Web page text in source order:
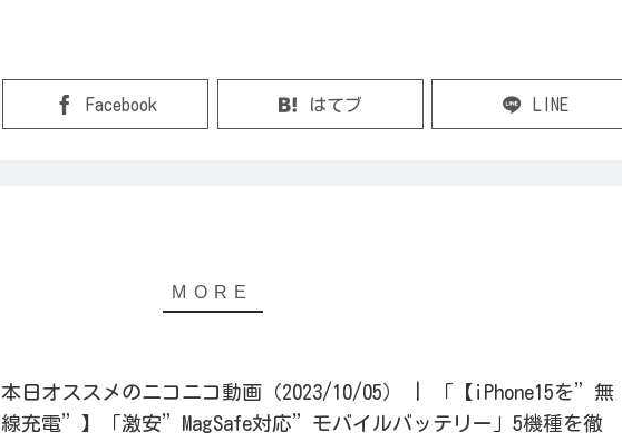
Facebook はてブ LINE
本日オススメのニコニコ動画（2023/10/05） | 「【iPhone15を”無
線充電”】「激安”MagSafe対応”モバイルバッテリー」5機種を徹